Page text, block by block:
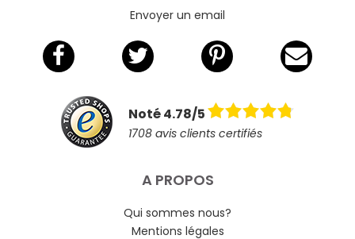
Envoyer un email
Noté 4.78/5
1708 avis clients certifiés
A PROPOS
Qui sommes nous?
Mentions légales